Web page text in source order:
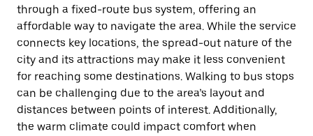
through a fixed-route bus system, offering an
affordable way to navigate the area. While the service
connects key locations, the spread-out nature of the
city and its attractions may make it less convenient
for reaching some destinations. Walking to bus stops
can be challenging due to the area’s layout and
distances between points of interest. Additionally,
the warm climate could impact comfort when